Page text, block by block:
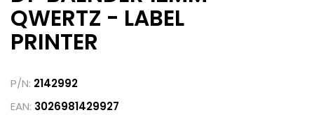
QWERTZ - LABEL
PRINTER
P/N: 2142992
EAN: 3026981429927